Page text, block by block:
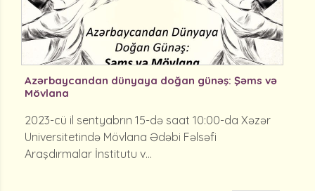
Azərbaycandan dünyaya doğan günəş: Şəms və
Mövlana
2023-cü il sentyabrın 15-də saat 10:00-da Xəzər
Universitetində Mövlana Ədəbi Fəlsəfi
Araşdırmalar İnstitutu v...